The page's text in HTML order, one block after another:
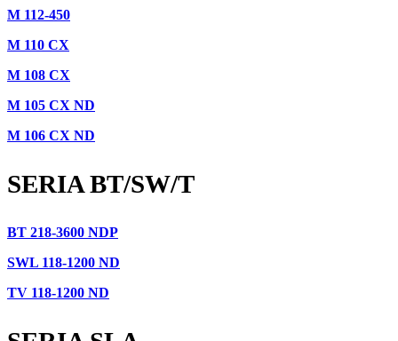
M 112-450
M 110 CX
M 108 CX
M 105 CX ND
M 106 CX ND
SERIA BT/SW/T
BT 218-3600 NDP
SWL 118-1200 ND
TV 118-1200 ND